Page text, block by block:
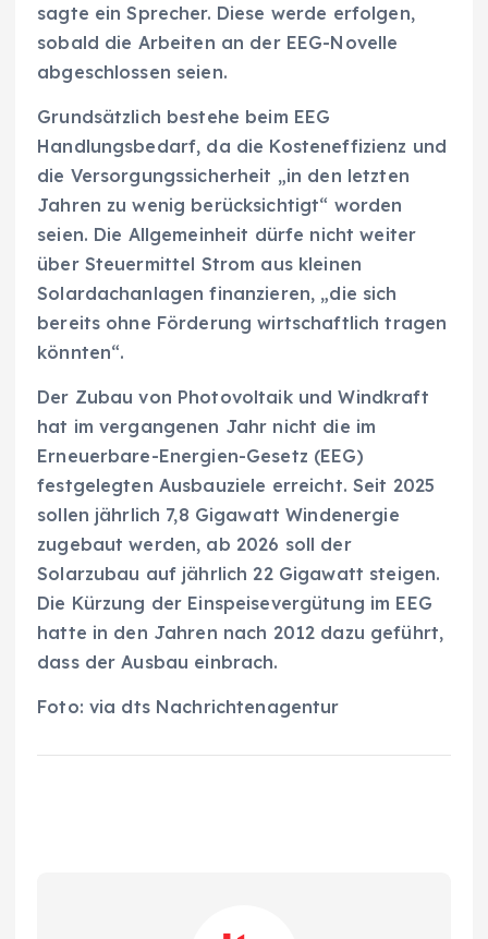
sagte ein Sprecher. Diese werde erfolgen,
sobald die Arbeiten an der EEG-Novelle
abgeschlossen seien.
Grundsätzlich bestehe beim EEG
Handlungsbedarf, da die Kosteneffizienz und
die Versorgungssicherheit „in den letzten
Jahren zu wenig berücksichtigt“ worden
seien. Die Allgemeinheit dürfe nicht weiter
über Steuermittel Strom aus kleinen
Solardachanlagen finanzieren, „die sich
bereits ohne Förderung wirtschaftlich tragen
könnten“.
Der Zubau von Photovoltaik und Windkraft
hat im vergangenen Jahr nicht die im
Erneuerbare-Energien-Gesetz (EEG)
festgelegten Ausbauziele erreicht. Seit 2025
sollen jährlich 7,8 Gigawatt Windenergie
zugebaut werden, ab 2026 soll der
Solarzubau auf jährlich 22 Gigawatt steigen.
Die Kürzung der Einspeisevergütung im EEG
hatte in den Jahren nach 2012 dazu geführt,
dass der Ausbau einbrach.
Foto: via dts Nachrichtenagentur